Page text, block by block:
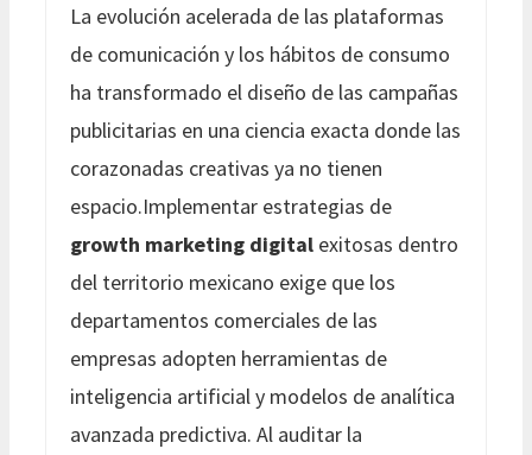
La evolución acelerada de las plataformas
de comunicación y los hábitos de consumo
ha transformado el diseño de las campañas
publicitarias en una ciencia exacta donde las
corazonadas creativas ya no tienen
espacio.Implementar estrategias de
growth marketing digital exitosas dentro
del territorio mexicano exige que los
departamentos comerciales de las
empresas adopten herramientas de
inteligencia artificial y modelos de analítica
avanzada predictiva. Al auditar la